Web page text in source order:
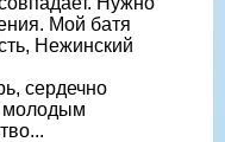
Мой батя
Нежинский
сердечно
молодым